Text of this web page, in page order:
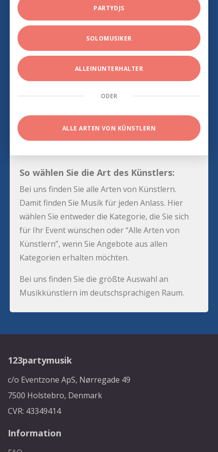
PARTYDJS
SOLOMUSIKER
ALLEINUNTERHALTER
ODER
ALLE ARTEN VON KÜNSTLERN
So wählen Sie die Art des Künstlers:
Bei uns finden Sie alle Arten von Künstlern.
Damit finden Sie Musik für jeden Anlass. Hier
wählen Sie entweder die Kategorie, die Sie sich
für Ihr Event wünschen oder “Alle Arten von
Künstlern”, wenn Sie Angebote aus allen
Kategorien erhalten möchten.
Bei uns finden Sie die größte Auswahl an
Musikkünstlern im deutschsprachigen Raum.
123partymusik
c/o Eventzone ApS, Nørregade 49
7500 Holstebro, Denmark
CVR: 43349414
Information